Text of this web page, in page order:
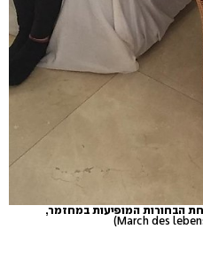
הבחורות המופיעות במחזמר,